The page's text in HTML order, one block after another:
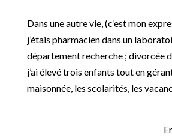
Dans une autre vie, (c’est mon
j’étais pharmacien dans un
département recherche ; divorcée
j’ai élevé trois enfants tout en
maisonnée, les scolarités, les